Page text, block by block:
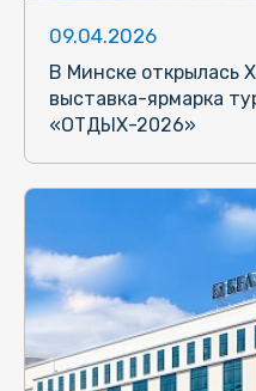
09.04.2026
В Минске открылась
выставка-ярмарка
«ОТДЫХ-2026»